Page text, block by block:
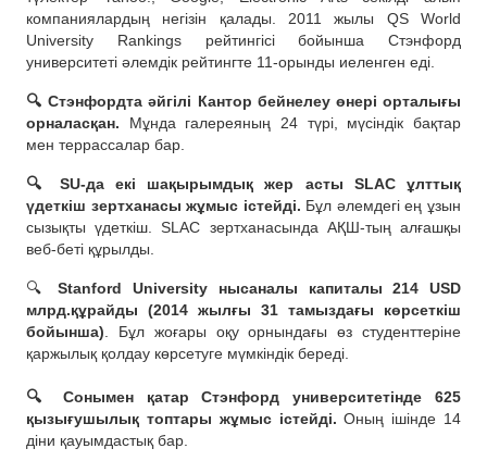
компаниялардың негізін қалады. 2011 жылы QS World
University Rankings рейтингісі бойынша Стэнфорд
университеті әлемдік рейтингте 11-орынды иеленген еді.
🔍 Стэнфордта әйгілі Кантор бейнелеу өнері орталығы
орналасқан. Мұнда галереяның 24 түрі, мүсіндік бақтар
мен террассалар бар.
🔍 SU-да екі шақырымдық жер асты SLAC ұлттық
үдеткіш зертханасы жұмыс істейді. Бұл әлемдегі ең ұзын
сызықты үдеткіш. SLAC зертханасында АҚШ-тың алғашқы
веб-беті құрылды.
🔍
Stanford University нысаналы капиталы 214 USD
млрд.құрайды (2014 жылғы 31 тамыздағы көрсеткіш
бойынша) . Бұл жоғары оқу орнындағы өз студенттеріне
қаржылық қолдау көрсетуге мүмкіндік береді.
🔍 Сонымен қатар Стэнфорд университетінде 625
қызығушылық топтары жұмыс істейді. Оның ішінде 14
діни қауымдастық бар.